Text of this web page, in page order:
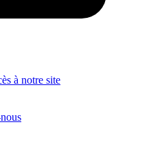
à notre site